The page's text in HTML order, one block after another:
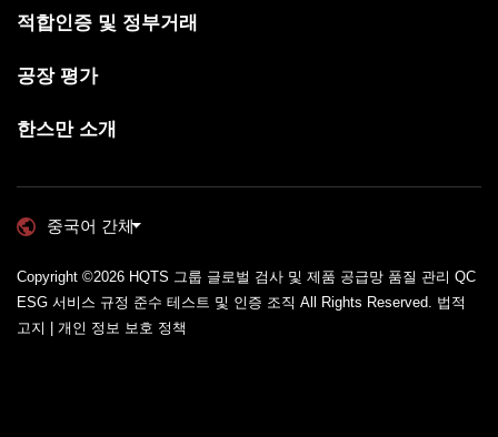
적합인증 및 정부거래
공장 평가
한스만 소개
중국어 간체
Copyright ©2026 HQTS 그룹 글로벌 검사 및 제품 공급망 품질 관리 QC
ESG 서비스 규정 준수 테스트 및 인증 조직 All Rights Reserved. 법적
고지 | 개인 정보 보호 정책